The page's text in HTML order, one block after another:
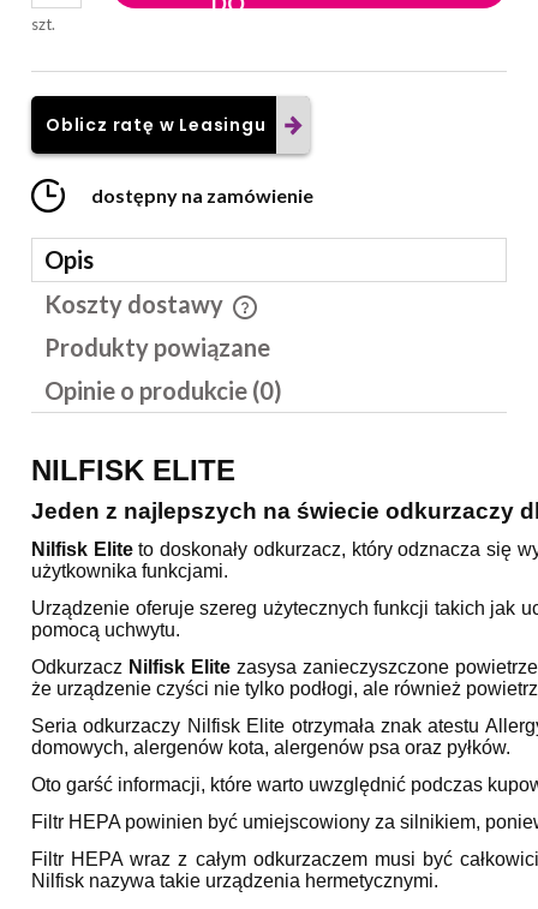
szt.
Oblicz ratę w Leasingu
dostępny na zamówienie
Opis
Koszty dostawy
Cena nie zawiera ewentualnych kosztów płatności
Produkty powiązane
Opinie o produkcie (0)
NILFISK ELITE
Jeden z najlepszych na świecie odkurzaczy
Nilfisk Eliteto doskonały odkurzacz, który odznacza się
użytkownika funkcjami.
Urządzenie oferuje szereg użytecznych funkcji takich jak
pomocą uchwytu.
Odkurzacz Nilfisk Elite zasysa zanieczyszczone
że urządzenie czyści nie tylko podłogi, ale również
Seria odkurzaczy Nilfisk Elite otrzymała znak atestu
domowych, alergenów kota, alergenów psa oraz pyłków.
Oto garść informacji, które warto uwzględnić podczas
Filtr HEPA powinien być umiejscowiony za silnikiem,
Filtr HEPA wraz z całym odkurzaczem musi być
Nilfisk nazywa takie urządzenia hermetycznymi.